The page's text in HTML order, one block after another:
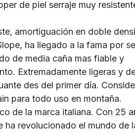
de piel serraje muy
amortiguación en doble
ha llegado a la fama por
de media caña mas fiable y
Extremadamente ligeras y
des del primer día.
para todo uso en montaña.
de la marca italiana. Con 25
ha revolucionado el mundo de